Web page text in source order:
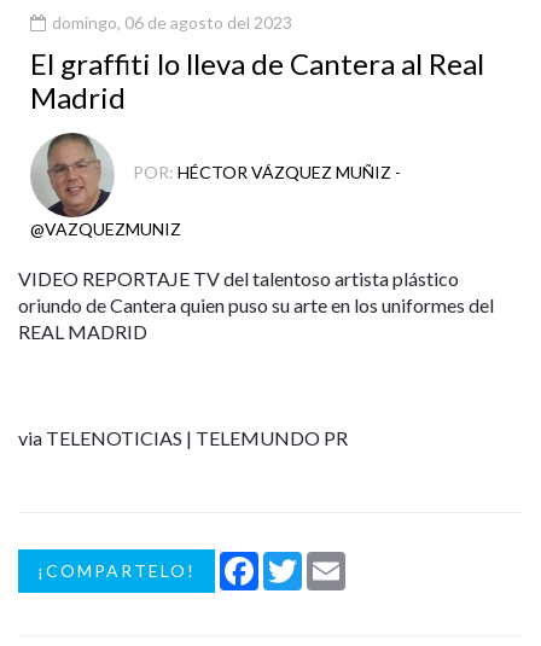
domingo, 06 de agosto del 2023
El graffiti lo lleva de Cantera al Real
Madrid
POR: HÉCTOR VÁZQUEZ MUÑIZ -
@VAZQUEZMUNIZ
VIDEO REPORTAJE TV del talentoso artista plástico
oriundo de Cantera quien puso su arte en los uniformes del
REAL MADRID
via TELENOTICIAS | TELEMUNDO PR
¡COMPARTELO! Facebook
Twitter